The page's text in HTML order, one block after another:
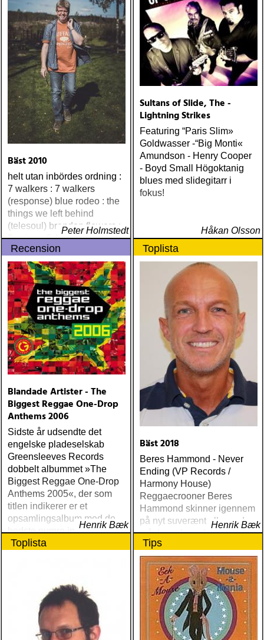
Bäst 2010
helt utan inbördes ordning :
7 walkers : 7 walkers
(response) blue rodeo : the
things we left behind
(telesoul) brandon flowers :
flamingo (island) elton john
& leon russell : the union
(mercury) justin currie : the
great war (ryko)
meadowland : harbours
(oaks of mamre) rumer :
seasons of my soul
(atlantic) rob thompson :
dust (angel air) roky
erickson w/okkervil river :
true love cast out all evil
(anti-) steve poltz :
dreamhouse (seedling)
Peter Holmstedt
Sultans of Slide, The -
Lightning Strikes
Featuring “Paris Slim»
Goldwasser -“Big Monti«
Amundson - Henry Cooper
- Boyd Small Högoktanig
blues med slidegitarr i
fokus!
Håkan Olsson
Recension
Blandade Artister - The
Biggest Reggae One-Drop
Anthems 2006
Sidste år udsendte det
engelske pladeselskab
Greensleeves Records
dobbelt albummet »The
Biggest Reggae One-Drop
Anthems 2005«, der som
titlen indikerer er et
opsamlingsalbum med de
bedste numre indenfor den
populære reggaestil kaldet
Henrik Bæk
Toplista
Bäst 2018
Beres Hammond - Never
Ending (VP Records /
Harmony House)
Reggaecrooner Beres
Hammond skinner igennem
på nyt suverænt album, der
måske er hans bedste
gennem tiderne
Henrik Bæk
Toplista Tips